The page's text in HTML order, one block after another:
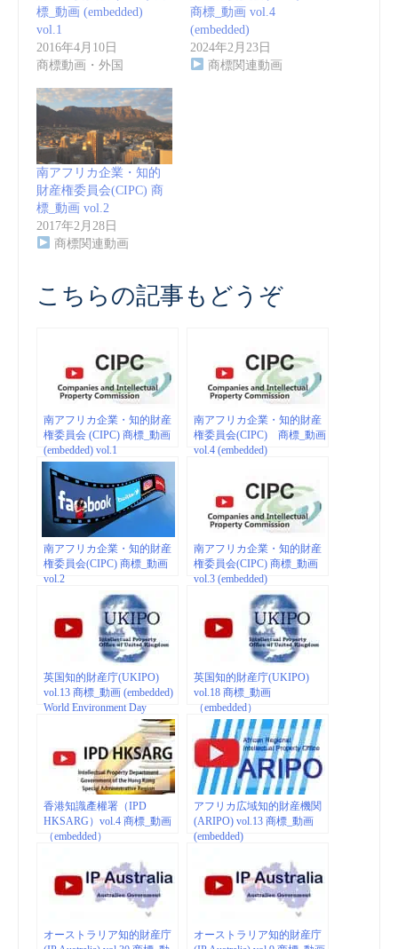
標_動画 (embedded)
vol.1
2016年4月10日
商標動画・外国
商標_動画 vol.4
(embedded)
2024年2月23日
商標関連動画
南アフリカ企業・知的
財産権委員会(CIPC) 商
標_動画 vol.2
2017年2月28日
商標関連動画
こちらの記事もどうぞ
南アフリカ企業・知的財産
権委員会 (CIPC) 商標_動画
(embedded) vol.1
南アフリカ企業・知的財産
権委員会(CIPC) 商標_動画
vol.4 (embedded)
南アフリカ企業・知的財産
権委員会(CIPC) 商標_動画
vol.2
南アフリカ企業・知的財産
権委員会(CIPC) 商標_動画
vol.3 (embedded)
英国知的財産庁(UKIPO)
vol.13 商標_動画 (embedded)
World Environment Day
英国知的財産庁(UKIPO)
vol.18 商標_動画
（embedded）
香港知識產權署（IPD
HKSARG）vol.4 商標_動画
（embedded）
アフリカ広域知的財産機関
(ARIPO) vol.13 商標_動画
(embedded)
オーストラリア知的財産庁
オーストラリア知的財産庁